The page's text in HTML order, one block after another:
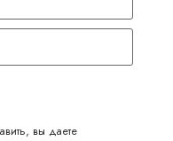
вы даете